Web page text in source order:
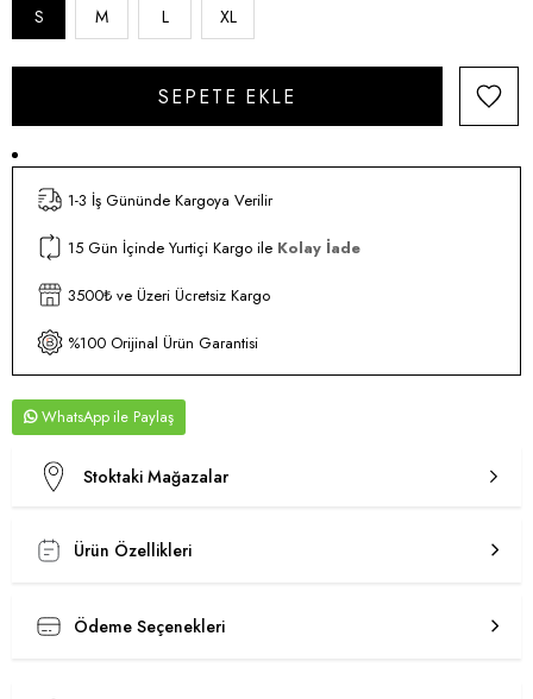
S M L XL
1-3 İş Gününde Kargoya Verilir
15 Gün İçinde Yurtiçi Kargo ile Kolay İade
3500₺ ve Üzeri Ücretsiz Kargo
%100 Orijinal Ürün Garantisi
WhatsApp
Stoktaki Mağazalar
Ürün Özellikleri
Ödeme Seçenekleri